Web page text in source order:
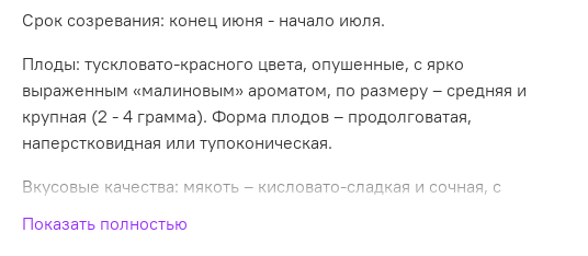
Срок созревания: конец июня - начало июля.
Плоды: тускловато-красного цвета, опушенные, с ярко
выраженным «малиновым» ароматом, по размеру – средняя и
крупная (2 - 4 грамма). Форма плодов – продолговатая,
наперстковидная или тупоконическая.
Вкусовые качества: мякоть – кисловато-сладкая и сочная, с
плотно сидящими костянками, от плодоложа отделяется
Показать полностью